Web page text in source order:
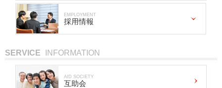
EMPLOYMENT
採用情報
SERVICE INFORMATION
AID SOCIETY
互助会